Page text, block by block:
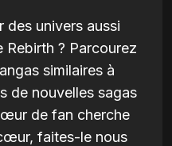
des univers aussi
? Parcourez
similaires à
de nouvelles sagas
de fan cherche
faites-le nous